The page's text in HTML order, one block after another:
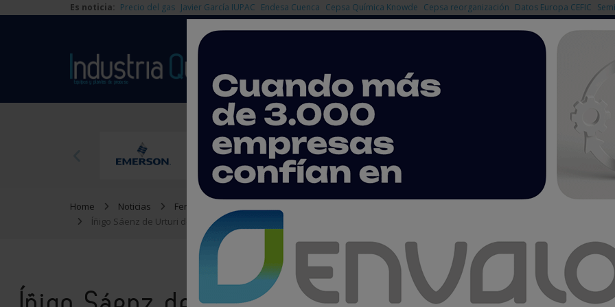
Es noticia: Precio del gas Javier García IUPAC Endesa Cuenca Cepsa Química Knowde Cepsa reorganización Datos Europa CEFIC
Home Noticias
Ferias y Congresos
Íñigo Sáenz de Urturi despejará todo miedo al cambio en el Congreso Iberquimia